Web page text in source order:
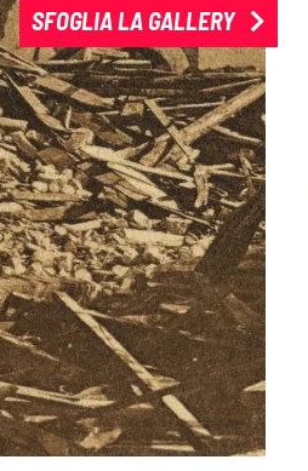
SFOGLIA LA GALLERY